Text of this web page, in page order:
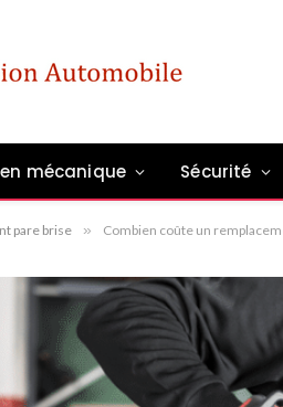
mécanique Sécurité
pare brise » Combien coûte un